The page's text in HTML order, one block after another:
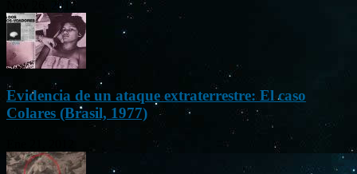
Nov 26, 2012
Evidencia de un ataque extraterrestre: El caso
Colares (Brasil, 1977)